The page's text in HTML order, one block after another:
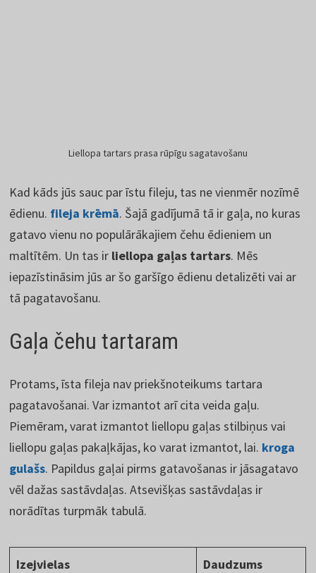
Liellopa tartars prasa rūpīgu sagatavošanu
Kad kāds jūs sauc par īstu fileju, tas ne vienmēr nozīmē
ēdienu. fileja krēmā. Šajā gadījumā tā ir gaļa, no kuras
gatavo vienu no populārākajiem čehu ēdieniem un
maltītēm. Un tas ir liellopa gaļas tartars. Mēs
iepazīstināsim jūs ar šo garšīgo ēdienu detalizēti vai ar
tā pagatavošanu.
Gaļa čehu tartaram
Protams, īsta fileja nav priekšnoteikums tartara
pagatavošanai. Var izmantot arī cita veida gaļu.
Piemēram, varat izmantot liellopu gaļas stilbiņus vai
liellopu gaļas pakaļkājas, ko varat izmantot, lai. kroga
gulašs. Papildus gaļai pirms gatavošanas ir jāsagatavo
vēl dažas sastāvdaļas. Atsevišķas sastāvdaļas ir
norādītas turpmāk tabulā.
Izejvielas Daudzums